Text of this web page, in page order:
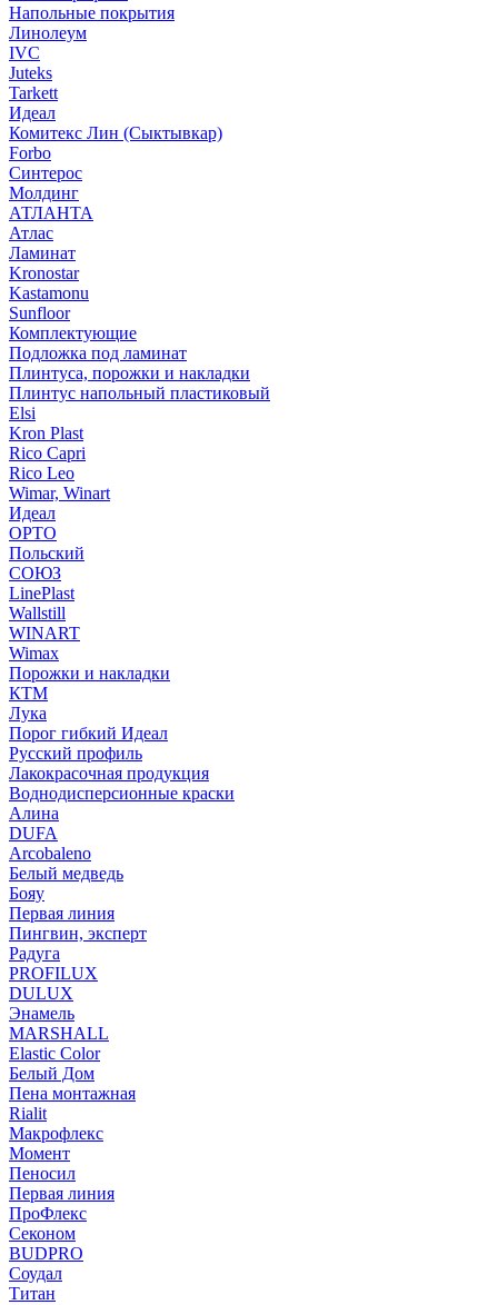
Напольные покрытия
Линолеум
IVC
Juteks
Tarkett
Идеал
Комитекс Лин (Сыктывкар)
Forbo
Синтерос
Молдинг
АТЛАНТА
Атлас
Ламинат
Kronostar
Kastamonu
Sunfloor
Комплектующие
Подложка под ламинат
Плинтуса, порожки и накладки
Плинтус напольный пластиковый
Elsi
Kron Plast
Rico Capri
Rico Leo
Wimar, Winart
Идеал
ОРТО
Польский
СОЮЗ
LinePlast
Wallstill
WINART
Wimax
Порожки и накладки
КТМ
Лука
Порог гибкий Идеал
Русский профиль
Лакокрасочная продукция
Воднодисперсионные краски
Алина
DUFA
Arcobaleno
Белый медведь
Бояу
Первая линия
Пингвин, эксперт
Радуга
PROFILUX
DULUX
Энамель
MARSHALL
Elastic Color
Белый Дом
Пена монтажная
Rialit
Макрофлекс
Момент
Пеносил
Первая линия
ПроФлекс
Секоном
BUDPRO
Соудал
Титан